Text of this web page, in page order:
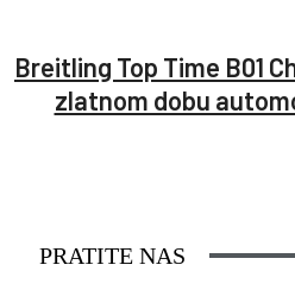
Breitling Top Time B01
zlatnom dobu
PRATITE NAS